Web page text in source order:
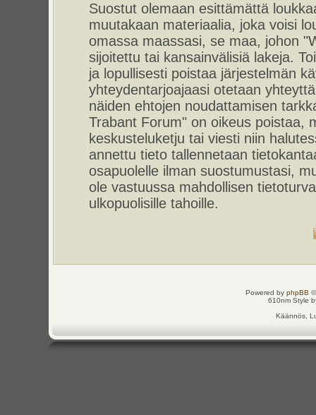
Suostut olemaan esittämättä
muutakaan materiaalia, joka voisi
omassa maassasi, se maa, johon
sijoitettu tai kansainvälisiä lakeja.
ja lopullisesti poistaa järjestelmän
yhteydentarjoajaasi otetaan
näiden ehtojen noudattamisen
Trabant Forum" on oikeus poistaa,
keskusteluketju tai viesti niin
annettu tieto tallennetaan
osapuolelle ilman suostumustasi,
ole vastuussa mahdollisen
ulkopuolisille tahoille.
Powered by phpBB
610nm Style
Käännös,